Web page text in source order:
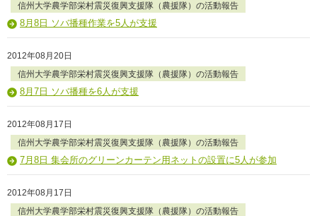
信州大学農学部栄村震災復興支援隊（農援隊）の活動報告
8月8日 ソバ播種作業を5人が支援
2012年08月20日
信州大学農学部栄村震災復興支援隊（農援隊）の活動報告
8月7日 ソバ播種を6人が支援
2012年08月17日
信州大学農学部栄村震災復興支援隊（農援隊）の活動報告
7月8日 集会所のグリーンカーテン用ネットの設置に5人が参加
2012年08月17日
信州大学農学部栄村震災復興支援隊（農援隊）の活動報告